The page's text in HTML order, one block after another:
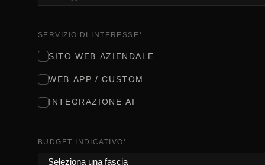
SERVIZIO DI INTERESSE*
SITO WEB AZIENDALE
WEB APP / CUSTOM
INTEGRAZIONE AI
BUDGET INDICATIVO*